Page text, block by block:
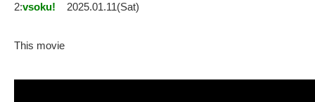
2:vsoku! 2025.01.11(Sat)
This movie